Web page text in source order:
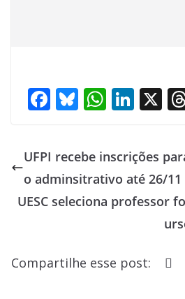
F
b
o
o
Bl
e
sk
y
W
s
A
p
Li
k
e
dI
n
X
UFPI recebe inscrições
o adminsitrativo até 26/11
UESC seleciona professor
Compartilhe esse post: